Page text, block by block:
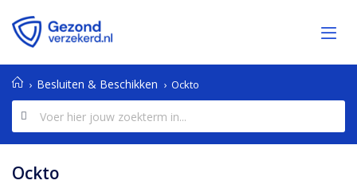
Besluiten & Beschikken Ockto
Ockto